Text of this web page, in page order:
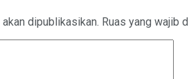
dipublikasikan. Ruas yang wajib